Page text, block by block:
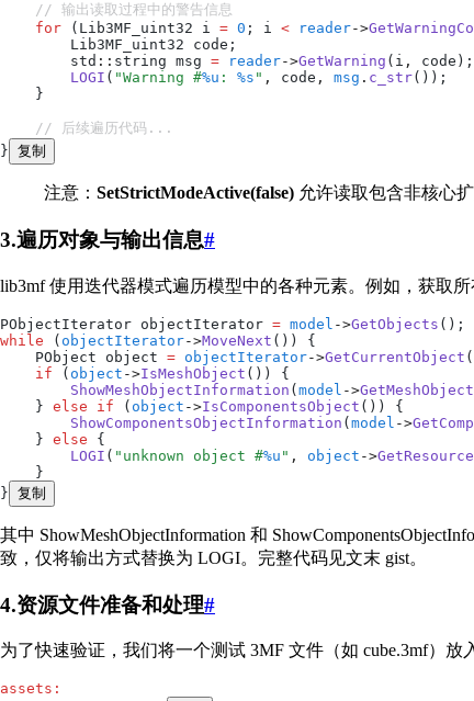
    // 输出读取过程中的警告信息
    for
(Lib3MF_uint32 i = 0 ; i < reader->
        Lib3MF_uint32 code;
        std
:: string msg = reader->GetWarning (i ,
code);
        LOGI
( "Warning #%u : %s " , code , msg . c_str());
    }
    // 后续遍历代码...
} 复制
注意： SetStrictModeActive(false) 允许读取包含非核心
3.遍历对象与输出信息#
lib3mf 使用迭代器模式遍历模型中的各种元素。例如，获取所
PObjectIterator objectIterator = model ->GetObjects ();
while ( objectIterator->MoveNext ()) {
    PObject object
= objectIterator->GetCurrentObject
    if
( object ->IsMeshObject ()) {
        ShowMeshObjectInformation
( model ->
    }
else if ( object ->IsComponentsObject ()) {
        ShowComponentsObjectInformation
( model ->
    }
else {
        LOGI
( " unknown object #%u " , object ->
    }
} 复制
其中 ShowMeshObjectInformation 和
致，仅将输出方式替换为 LOGI。完整代码见文末 gist。
4.资源文件准备和处理#
为了快速验证，我们将一个测试 3MF 文件（如 cube.3mf）放
assets :